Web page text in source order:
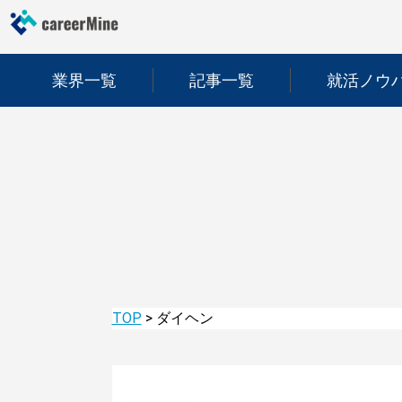
業界一覧 記事一覧 就活ノウ
TOP> ダイヘン